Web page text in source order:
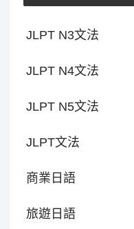
JLPT N3文法
JLPT N4文法
JLPT N5文法
JLPT文法
商業日語
旅遊日語